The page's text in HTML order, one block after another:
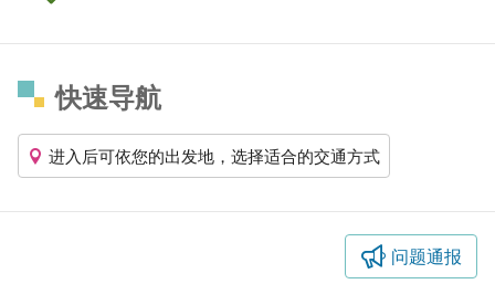
快速导航
进入后可依您的出发地，选择适合的交通方式
问题通报